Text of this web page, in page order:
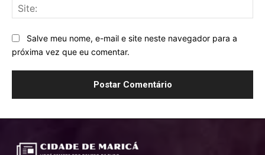
Salve meu nome, e-mail e site neste navegador para a
próxima vez que eu comentar.